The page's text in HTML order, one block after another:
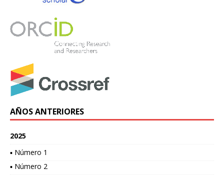
AÑOS ANTERIORES
2025
▪ Número 1
▪ Número 2